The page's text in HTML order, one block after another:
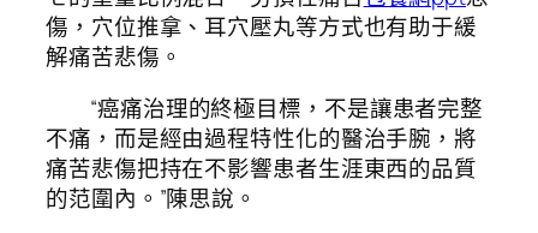
傷，穴位推拿、耳穴壓丸等方式也有助于緩
解痛苦悲傷。
“癌痛治理的終極目標，不是讓患者完整
不痛，而是經由過程特性化的醫治手腕，將
痛苦悲傷把持在不影響患者生涯東西的品質
的范圍內。”陳思說。